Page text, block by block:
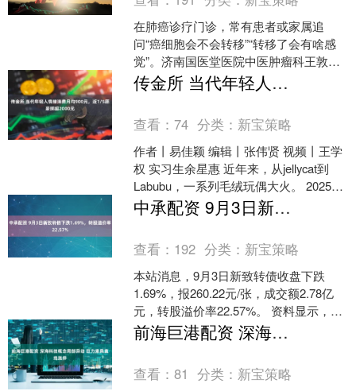
在肺癌诊疗门诊，常有患者或家属追
问“癌细胞会不会转移”“转移了会有啥感
觉”。济南国医堂医院中医肿瘤科王敦仁
主任表示，肺癌转移虽需警惕，但提前
认清常见转移部位及对....
传金所 当代年轻人情绪消费月均900元，近1/5愿豪掷超2000元
查看：74 分类： 新宝策略
作者丨易佳颖 编辑丨张伟贤 视频丨王学
权 实习生余星惠 近年来，从jellycat到
Labubu，一系列毛绒玩偶大火。 2025年
第二季度，Soul APP数据....中承配资 9月3日新致转债下跌1.69%，转股溢价率22.57%
查看： 192 分类： 新宝策略
本站消息，9月3日新致转债收盘下跌
1.69%，报260.22元/张，成交额2.78亿
元，转股溢价率22.57%。 资料显示，新
致转债信用级别为“A”，债券期限6....
前海巨港配资 深海科技概念局部异动 巨力索具直线涨停
查看：81 分类： 新宝策略